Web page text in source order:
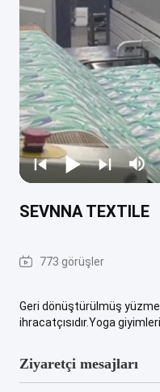
SEVNNA TEXTILE
773 görüşler
Geri dönüştürülmüş
ihracatçısıdır.Yoga
Ziyaretçi mesajları